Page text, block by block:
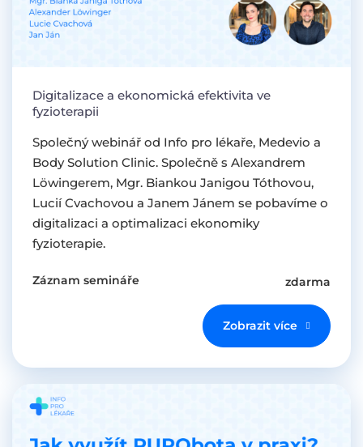
Digitalizace a ekonomická efektivita ve
fyzioterapii
Společný webinář od Info pro lékaře, Medevio a
Body Solution Clinic. Společně s Alexandrem
Löwingerem, Mgr. Biankou Janigou Tóthovou,
Lucií Cvachovou a Janem Jánem se pobavíme o
digitalizaci a optimalizaci ekonomiky
fyzioterapie.
Záznam semináře zdarma
Zobrazit více